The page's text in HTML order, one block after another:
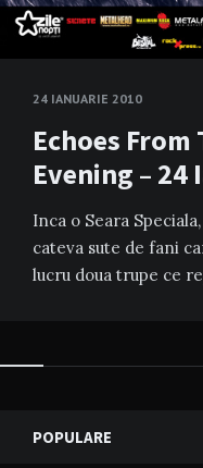
24 IANUARIE 2010
Echoes From
Evening – 24
Inca o Seara
cateva sute de fani
lucru doua trupe ce
Widgets
POPULARE